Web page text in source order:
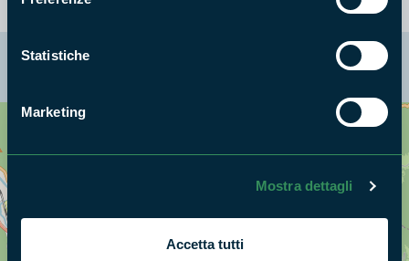
Statistiche
Marketing
Mostra dettagli
Accetta tutti
La mappa di Parchilazio.it